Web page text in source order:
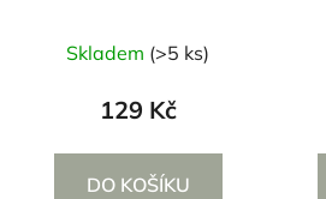
Skladem (>5 ks)
129 Kč
DO KOŠÍKU